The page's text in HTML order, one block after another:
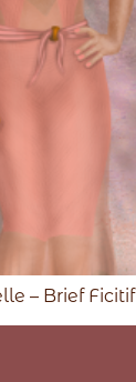
– Brief Ficitif